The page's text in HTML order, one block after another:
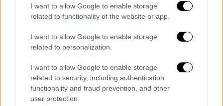
I want to allow Google to enable storage
related to functionality of the website or app.
I want to allow Google to enable storage
related to personalization.
I want to allow Google to enable storage
related to security, including authentication
functionality and fraud prevention, and other
user protection.
Ελλάδα|14.05.2021 17:09
ΣτΕ: Eνα ακόμη «ναι» για το